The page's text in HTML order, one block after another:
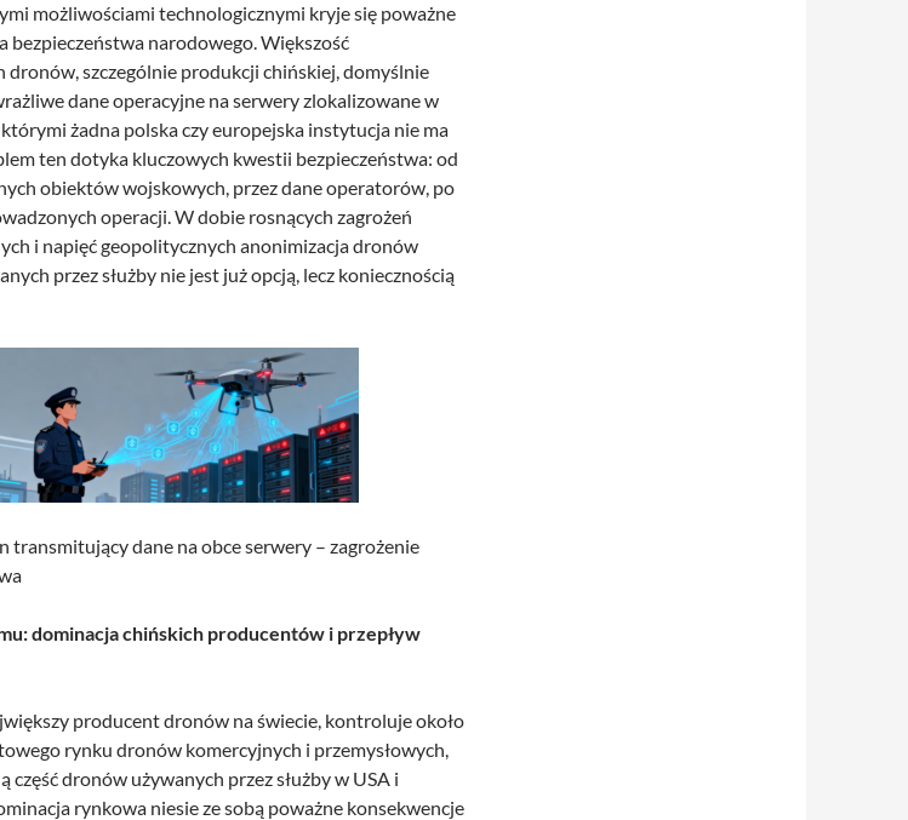
możliwościami technologicznymi kryje się poważne
bezpieczeństwa narodowego. Większość
dronów, szczególnie produkcji chińskiej, domyślnie
dane operacyjne na serwery zlokalizowane w
żadna polska czy europejska instytucja nie ma
ten dotyka kluczowych kwestii bezpieczeństwa: od
obiektów wojskowych, przez dane operatorów, po
operacji. W dobie rosnących zagrożeń
i napięć geopolitycznych anonimizacja dronów
przez służby nie jest już opcją, lecz koniecznością
transmitujący dane na obce serwery – zagrożenie
dominacja chińskich producentów i przepływ
producent dronów na świecie, kontroluje około
rynku dronów komercyjnych i przemysłowych,
część dronów używanych przez służby w USA i
rynkowa niesie ze sobą poważne konsekwencje